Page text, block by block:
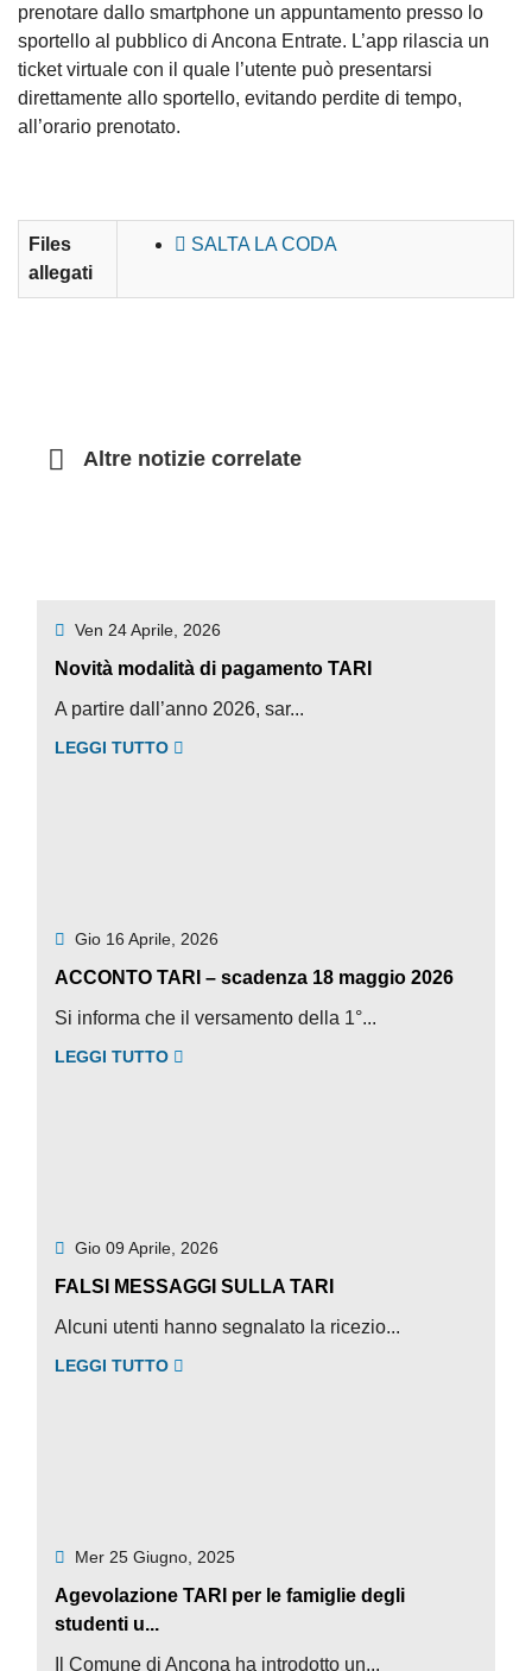
prenotare dallo smartphone un appuntamento presso lo
sportello al pubblico di Ancona Entrate. L’app rilascia un
ticketvirtuale con il quale l’utente può presentarsi
direttamente allo sportello, evitando perdite di tempo,
all’orario prenotato.
Files
allegati
SALTA LA CODA
Altre notizie correlate
Ven 24 Aprile, 2026
Novità modalità di pagamento TARI
A partire dall’anno 2026, sar...
LEGGI TUTTO
Gio 16 Aprile, 2026
ACCONTO TARI – scadenza 18 maggio 2026
Si informa che il versamento della 1°...
LEGGI TUTTO
Gio 09 Aprile, 2026
FALSI MESSAGGI SULLA TARI
Alcuni utenti hanno segnalato la ricezio...
LEGGI TUTTO
Mer 25 Giugno, 2025
Agevolazione TARI per le famiglie degli
studenti u...
Il Comune di Ancona ha introdotto un...